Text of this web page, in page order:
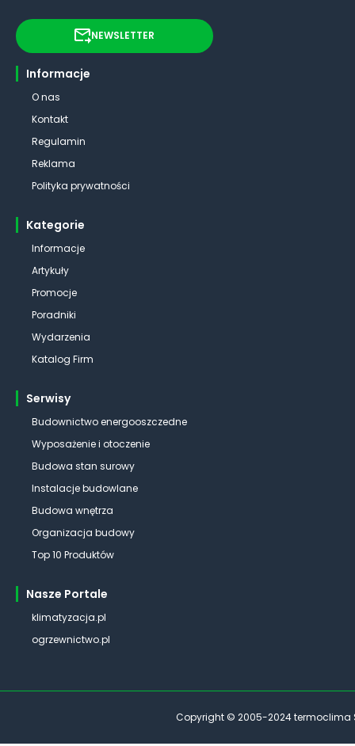
NEWSLETTER
Informacje
O nas
Kontakt
Regulamin
Reklama
Polityka prywatności
Kategorie
Informacje
Artykuły
Promocje
Poradniki
Wydarzenia
Katalog Firm
Serwisy
Budownictwo energooszczedne
Wyposażenie i otoczenie
Budowa stan surowy
Instalacje budowlane
Budowa wnętrza
Organizacja budowy
Top 10 Produktów
Nasze Portale
klimatyzacja.pl
ogrzewnictwo.pl
Copyright © 2005-2024 termoclima